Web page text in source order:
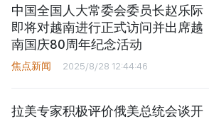
中国全国人大常委会委员长赵乐际
即将对越南进行正式访问并出席越
南国庆80周年纪念活动
焦点新闻 2025/8/28 12:44:46
拉美专家积极评价俄美总统会谈开